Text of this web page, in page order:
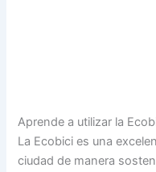
Aprende a utilizar la
La Ecobici es una
ciudad de manera